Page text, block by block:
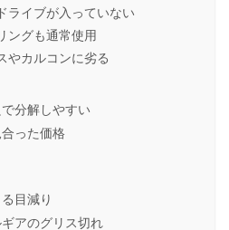
ライブが入っていない
ングも通常使用
やカルコンに劣る
分解しやすい
った価格
目減り
アのグリス切れ